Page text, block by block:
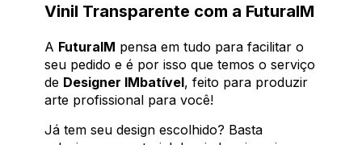
Vinil Transparente com a FuturaIM
A FuturaIM pensa em tudo para facilitar o
seu pedido e é por isso que temos o serviço
de Designer IMbatível, feito para produzir
arte profissional para você!
Já tem seu design escolhido? Basta